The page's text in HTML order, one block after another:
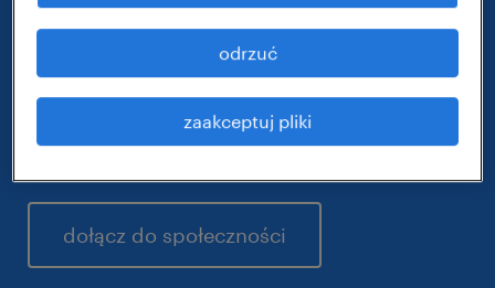
networkingowych. Jeśli chcesz być na
bieżąco z trendami i rozwijać swoje
umiejętności, nasza platforma zapewni Ci
odpowiednie wsparcie.
dołącz do społeczności
zaakceptuj pliki
odrzuć